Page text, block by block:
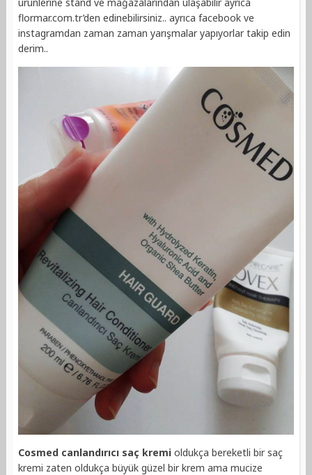
flormar.com.tr’den edinebilirsiniz.. ayrıca facebook ve
instagramdan zaman zaman yarışmalar yapıyorlar takip edin
derim..
Cosmed canlandırıcı saç kremioldukça bereketli bir saç
kremi zaten oldukça büyük güzel bir krem ama mucize